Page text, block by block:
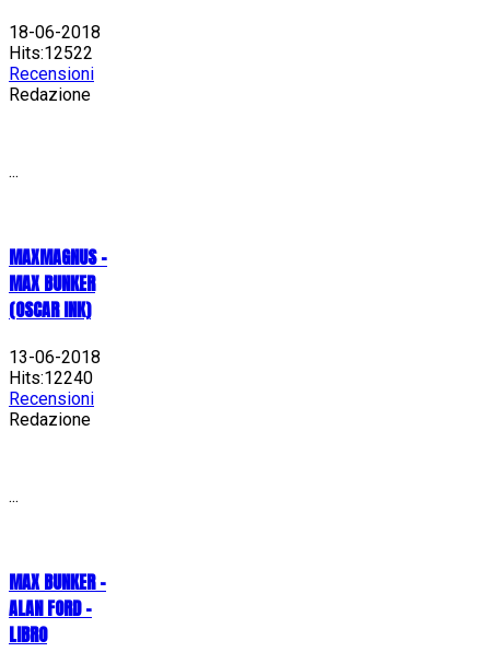
18-06-2018
Hits:12522
Recensioni
Redazione
...
MAXMAGNUS –
MAX BUNKER
(OSCAR INK)
13-06-2018
Hits:12240
Recensioni
Redazione
...
MAX BUNKER –
ALAN FORD –
LIBRO